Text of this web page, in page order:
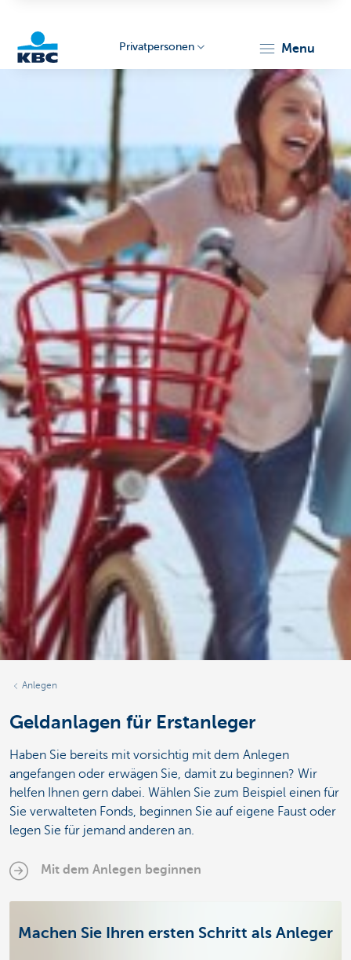
Particulieren
Privatpersonen menu
Anlegen
Geldanlagen für Erstanleger
Haben Sie bereits mit vorsichtig mit dem Anlegen
angefangen oder erwägen Sie, damit zu beginnen? Wir
helfen Ihnen gern dabei. Wählen Sie zum Beispiel einen für
Sie verwalteten Fonds, beginnen Sie auf eigene Faust oder
legen Sie für jemand anderen an.
Mit dem Anlegen beginnen
Machen Sie Ihren ersten Schritt als Anleger